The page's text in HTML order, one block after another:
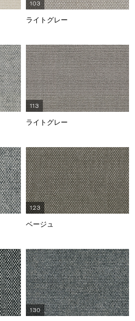
103
ライトグレー
113
ライトグレー
123
ベージュ
130